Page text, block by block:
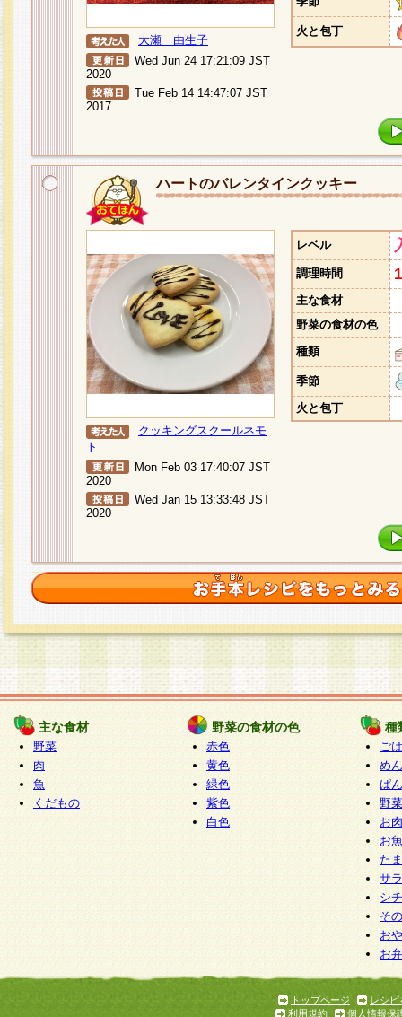
大瀬 由生子
Wed Jun 24 17:21:09 JST
2020
Tue Feb 14 14:47:07 JST
2017
火と包丁
ハートのバレンタインクッキー
クッキングスクールネモ
ト
Mon Feb 03 17:40:07 JST
2020
Wed Jan 15 13:33:48 JST
2020
レベル
調理時間
主な食材
野菜の食材の色
種類
季節
火と包丁
主な食材
野菜
肉
魚
くだもの
野菜の食材の色
赤色
黄色
緑色
紫色
白色
種
ご
めん
ぱん
野
お
お
た
サ
シ
そ
お
お
トップページ
レシピ
利用規約
個人情報保